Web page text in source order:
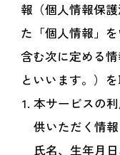
報（個人情報保
た「個人情報」
含む次に定める
といいます。）を
本サービスの
供いただく情報
氏名、生年月